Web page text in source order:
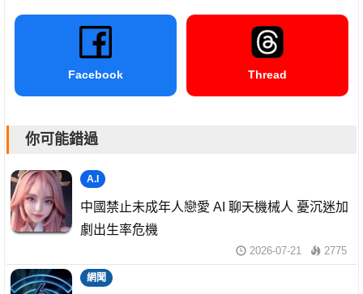
Facebook Thread
你可能錯過
A.I
中國禁止未成年人戀愛 AI 聊天機械人 憂沉迷加
劇出生率危機
2026-07-21 2775
網聞